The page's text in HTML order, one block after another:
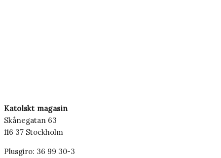
Katolskt magasin
Skånegatan 63
116 37 Stockholm
Plusgiro: 36 99 30-3